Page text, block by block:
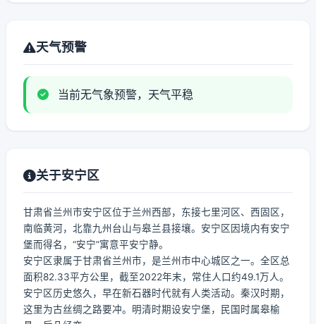
天气预警
当前无气象预警，天气平稳
关于安宁区
甘肃省兰州市安宁区位于兰州西部，东接七里河区、西固区，
南临黄河，北靠九州台山与皋兰县接壤。安宁区因境内有安宁
堡而得名，“安宁”寓意平安宁静。
安宁区隶属于甘肃省兰州市，是兰州市中心城区之一。全区总
面积82.33平方公里，截至2022年末，常住人口约49.1万人。
安宁区历史悠久，早在新石器时代就有人类活动。秦汉时期，
这里为古丝绸之路要冲。明清时期设安宁堡，民国时属皋榆